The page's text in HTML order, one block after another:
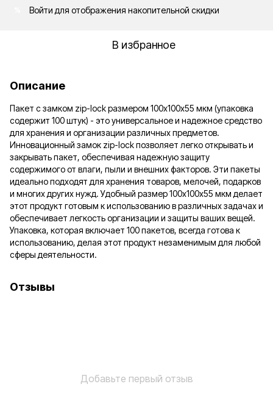
Войти для отображения накопительной скидки
В избранное
Описание
Пакет с замком zip-lock размером 100х100х55 мкм (упаковка
содержит 100 штук) - это универсальное и надежное средство
для хранения и организации различных предметов.
Инновационный замок zip-lock позволяет легко открывать и
закрывать пакет, обеспечивая надежную защиту
содержимого от влаги, пыли и внешних факторов. Эти пакеты
идеально подходят для хранения товаров, мелочей, подарков
и многих других нужд. Удобный размер 100х100х55 мкм делает
этот продукт готовым к использованию в различных задачах и
обеспечивает легкость организации и защиты ваших вещей.
Упаковка, которая включает 100 пакетов, всегда готова к
использованию, делая этот продукт незаменимым для любой
сферы деятельности.
Отзывы
Добавьте первый отзыв